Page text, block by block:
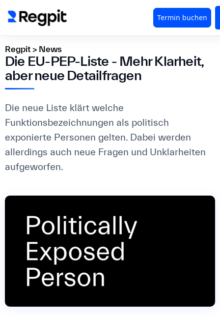
Regpit > News
Die EU-PEP-Liste - Mehr Klarheit,
aber neue Detailfragen
Die neue Liste klärt welche
Funktionsbezeichnungen als politisch
exponierte Personen gelten. Dabei werden
allerdings auch neue Fragen und Unklarheiten
aufgeworfen.